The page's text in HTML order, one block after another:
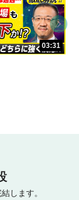
03:31
します。